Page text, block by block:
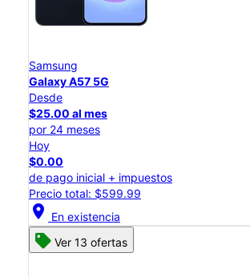
Samsung
Galaxy A57 5G
Desde
$25.00 al mes
por 24 meses
Hoy
$0.00
de pago inicial + impuestos
Precio total: $599.99
location_on En existencia
Ver 13 ofertas